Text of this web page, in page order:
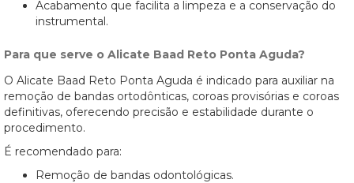
Acabamento que facilita a limpeza e a conservação do
instrumental.
Para que serve o Alicate Baad Reto Ponta Aguda?
O Alicate Baad Reto Ponta Aguda é indicado para auxiliar na
remoção de bandas ortodônticas, coroas provisórias e coroas
definitivas, oferecendo precisão e estabilidade durante o
procedimento.
É recomendado para:
Remoção de bandas odontológicas.